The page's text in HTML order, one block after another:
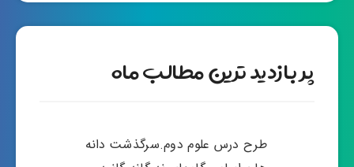
پر بازدید ترین مطالب ماه
طرح درس علوم دوم.سرگذشت دانه